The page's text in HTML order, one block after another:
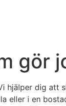
gör
hjälper dig
eller i en